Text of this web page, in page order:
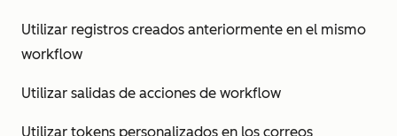
Utilizar registros creados anteriormente en el mismo
workflow
Utilizar salidas de acciones de workflow
Utilizar tokens personalizados en los correos